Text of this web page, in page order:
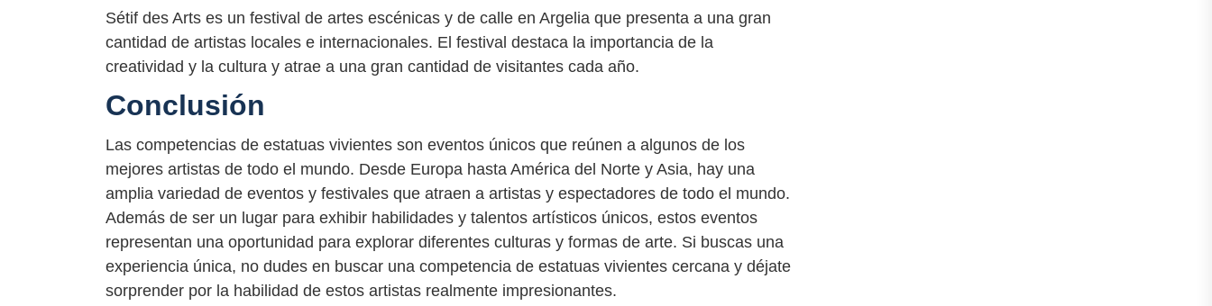
Sétif des Arts es un festival de artes escénicas y de calle en Argelia que presenta a una gran
cantidad de artistas locales e internacionales. El festival destaca la importancia de la
creatividad y la cultura y atrae a una gran cantidad de visitantes cada año.
Conclusión
Las competencias de estatuas vivientes son eventos únicos que reúnen a algunos de los
mejores artistas de todo el mundo. Desde Europa hasta América del Norte y Asia, hay una
amplia variedad de eventos y festivales que atraen a artistas y espectadores de todo el mundo.
Además de ser un lugar para exhibir habilidades y talentos artísticos únicos, estos eventos
representan una oportunidad para explorar diferentes culturas y formas de arte. Si buscas una
experiencia única, no dudes en buscar una competencia de estatuas vivientes cercana y déjate
sorprender por la habilidad de estos artistas realmente impresionantes.